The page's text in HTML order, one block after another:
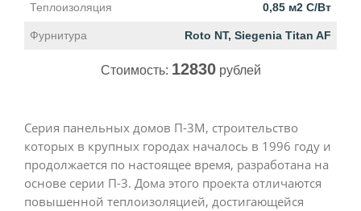
Теплоизоляция 0,85 м2 С/Вт
Фурнитура Roto NT, Siegenia Titan AF
Стоимость: 12830рублей
Серия панельных домов П-3М, строительство
которых в крупных городах началось в 1996 году и
продолжается по настоящее время, разработана на
основе серии П-3. Дома этого проекта отличаются
повышенной теплоизоляцией, достигающейся